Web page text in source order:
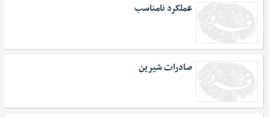
عملکرد نامناسب
صادرات شیرین